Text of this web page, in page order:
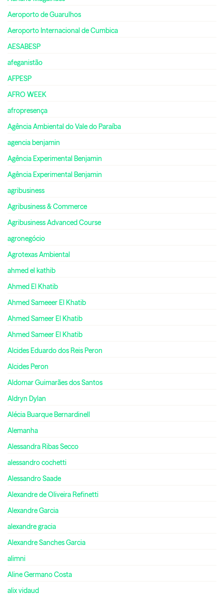
Aeroporto de Guarulhos
Aeroporto Internacional de Cumbica
AESABESP
afeganistão
AFPESP
AFRO WEEK
afropresença
Agência Ambiental do Vale do Paraíba
agencia benjamin
Agência Experimental Benjamin
Agência Experimental Benjamin
agribusiness
Agribusiness & Commerce
Agribusiness Advanced Course
agronegócio
Agrotexas Ambiental
ahmed el kathib
Ahmed El Khatib
Ahmed Sameeer El Khatib
Ahmed Sameer El Khatib
Ahmed Sameer El Khatib
Alcides Eduardo dos Reis Peron
Alcides Peron
Aldomar Guimarães dos Santos
Aldryn Dylan
Alécia Buarque Bernardinell
Alemanha
Alessandra Ribas Secco
alessandro cochetti
Alessandro Saade
Alexandre de Oliveira Refinetti
Alexandre Garcia
alexandre gracia
Alexandre Sanches Garcia
alimni
Aline Germano Costa
alix vidaud